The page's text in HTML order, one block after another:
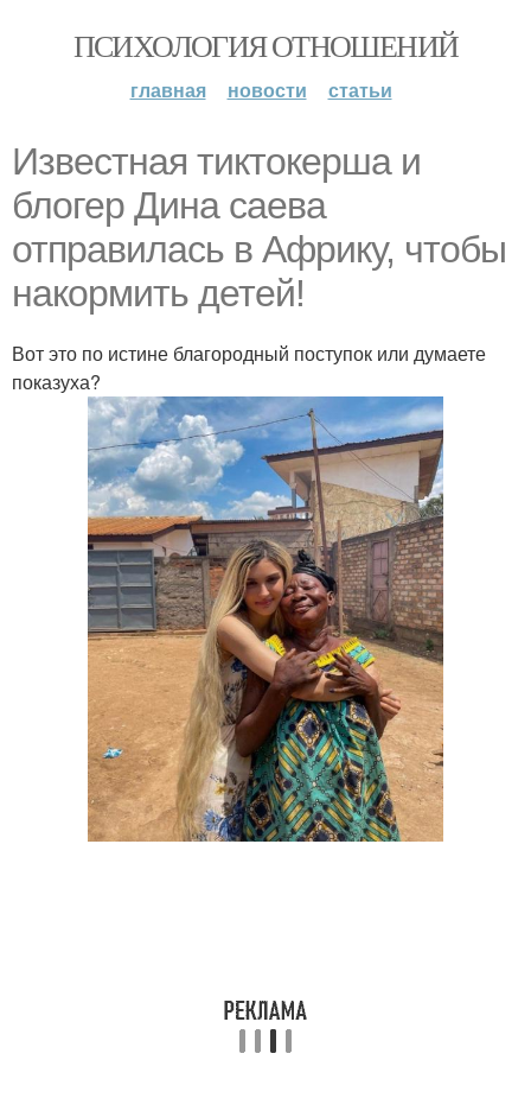
ПСИХОЛОГИЯ ОТНОШЕНИЙ
главная новости статьи
Известная тиктокерша и
блогер Дина саева
отправилась в Африку, чтобы
накормить детей!
Вот это по истине благородный поступок или думаете
показуха?